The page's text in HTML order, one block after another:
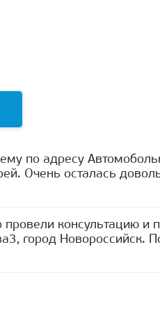
по адресу
Очень осталась
консультацию
город Новороссийск.